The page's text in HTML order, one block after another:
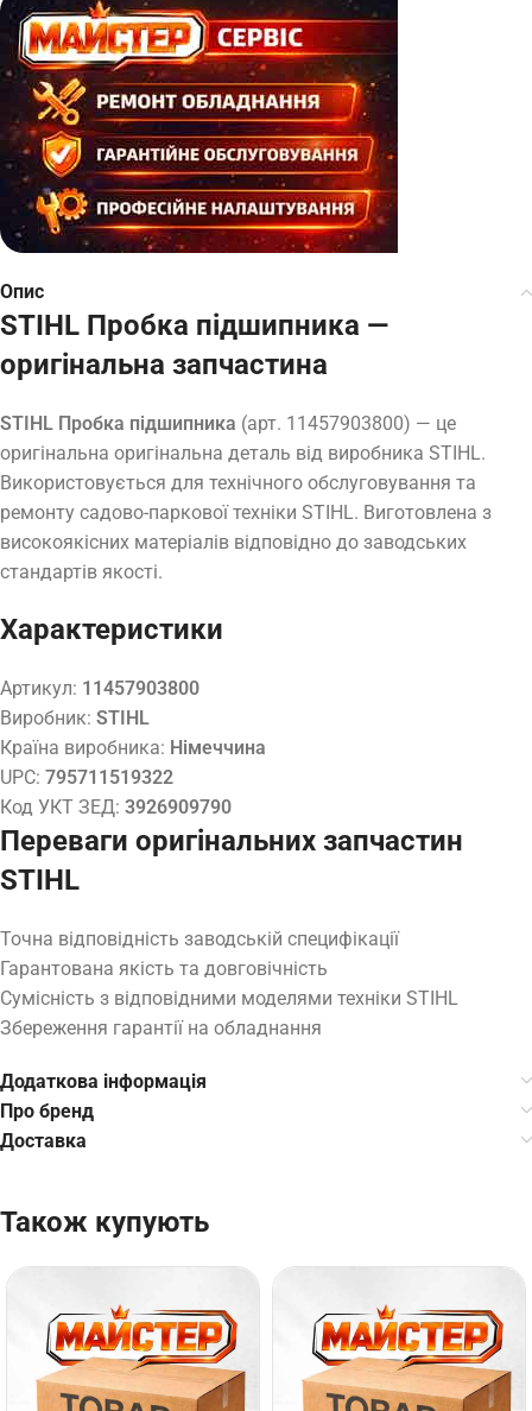
Опис
STIHL Пробка підшипника —
оригінальна запчастина
STIHL Пробка підшипника (арт. 11457903800) — це
оригінальна оригінальна деталь від виробника STIHL.
Використовується для технічного обслуговування та
ремонту садово-паркової техніки STIHL. Виготовлена з
високоякісних матеріалів відповідно до заводських
стандартів якості.
Характеристики
Артикул: 11457903800
Виробник: STIHL
Країна виробника: Німеччина
UPC: 795711519322
Код УКТ ЗЕД: 3926909790
Переваги оригінальних запчастин
STIHL
Точна відповідність заводській специфікації
Гарантована якість та довговічність
Сумісність з відповідними моделями техніки STIHL
Збереження гарантії на обладнання
Додаткова інформація
Про бренд
Доставка
Також купують